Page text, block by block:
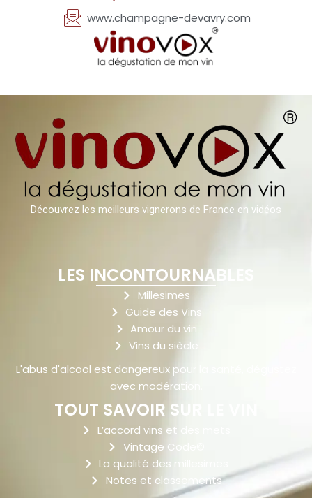
www.champagne-devavry.com
Découvrez les meilleurs vignerons de France en vidéos
LES INCONTOURNABLES
Millesimes
Guide des Vins
Amour du vin
Vins du siècle
L'abus d'alcool est dangereux pour la santé, dégustez
avec modération.
TOUT SAVOIR SUR LE VIN
L’accord vins et des mets
Vintage Code©
La qualité des millesimes
Notes et classements